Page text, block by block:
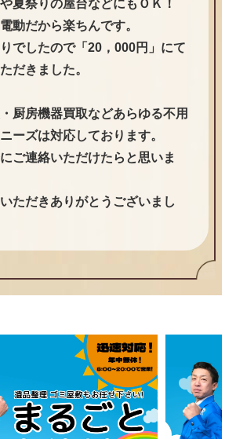
夏祭りの屋台などにもＯＫ！
動だから楽ちんです。
でしたので「20，000円」にて
だきました。
厨房機器買取などあらゆる不用
ーズは対応しております。
ご連絡いただけたらと思いま
ただきありがとうございまし